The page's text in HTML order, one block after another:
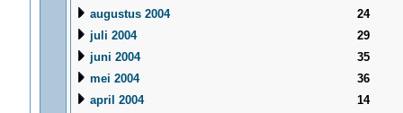
augustus 2004
24
juli 2004
29
juni 2004
35
mei 2004
36
april 2004
14